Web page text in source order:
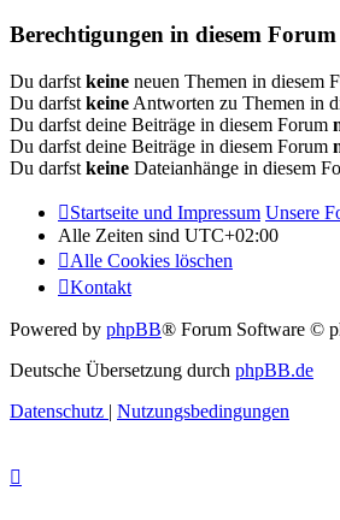
Berechtigungen in diesem Forum
Du darfst keine neuen Themen in diesem
Du darfst keine Antworten zu Themen in
Du darfst deine Beiträge in diesem Forum
Du darfst deine Beiträge in diesem Forum
Du darfst keine Dateianhänge in diesem
Startseite und Impressum Unsere
Alle Zeiten sind UTC+02:00
Alle Cookies löschen
Kontakt
Powered by phpBB® Forum Software ©
Deutsche Übersetzung durch phpBB.de
Datenschutz | Nutzungsbedingungen